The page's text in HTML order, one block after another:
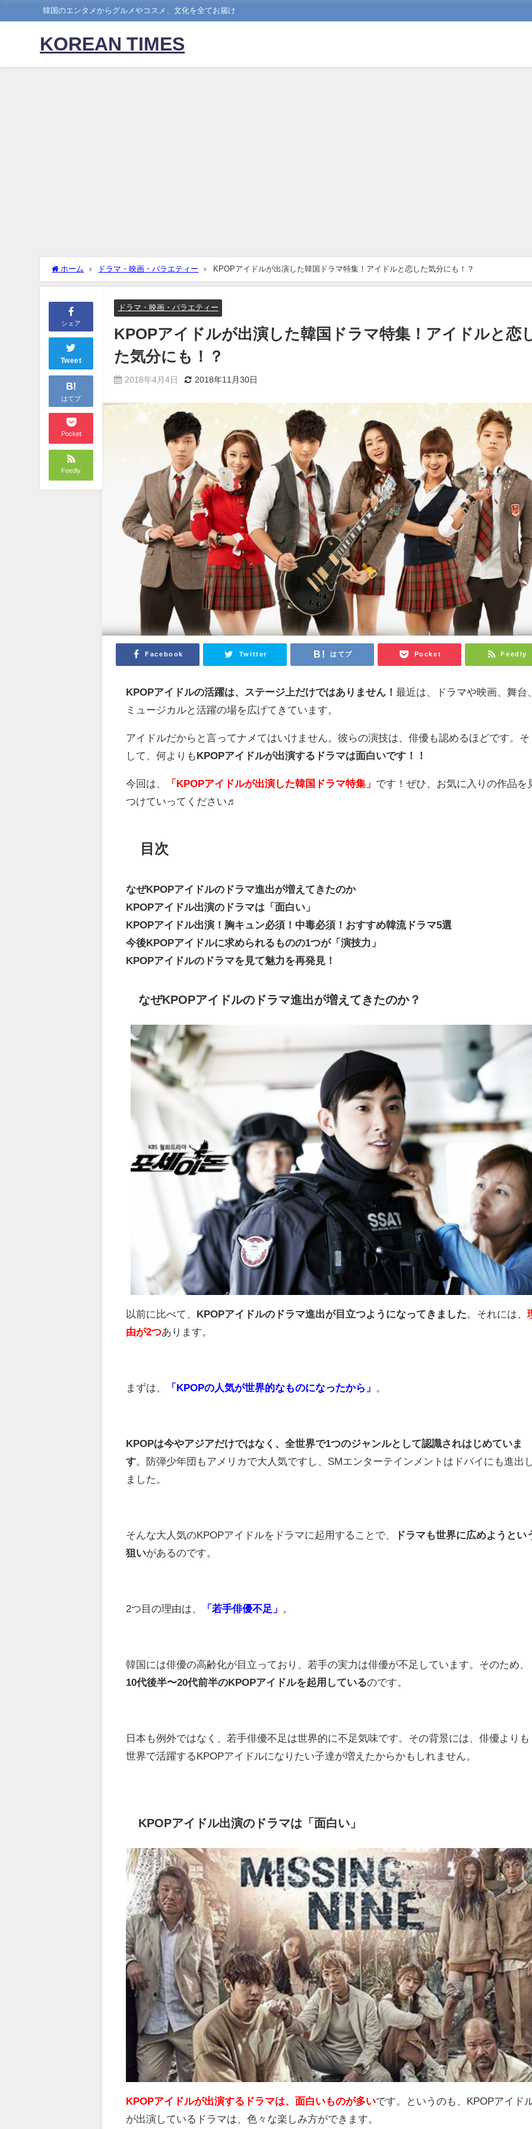
韓国のエンタメからグルメやコスメ、文化を全てお届け
KOREAN TIMES
ホーム ドラマ・映画・バラエティー KPOPアイドルが出演した韓国ドラマ特集！アイドルと恋した気分にも！？
シェア
Tweet
B!
はてブ
Pocket
Feedly
ドラマ・映画・バラエティー
KPOPアイドルが出演した韓国ドラマ特集！アイドルと恋
た気分にも！？
2018年4月4日 2018年11月30日
Facebook Twitter はてブ Pocket Feedly
KPOPアイドルの活躍は、ステージ上だけではありません！最近は、ドラマや映画、舞台
ミュージカルと活躍の場を広げてきています。
アイドルだからと言ってナメてはいけません。彼らの演技は、俳優も認めるほどです。そ
して、何よりもKPOPアイドルが出演するドラマは面白いです！！
今回は、 「KPOPアイドルが出演した韓国ドラマ特集」 です！ぜひ、お気に入りの作品を
つけていってください♬
目次
なぜKPOPアイドルのドラマ進出が増えてきたのか
KPOPアイドル出演のドラマは「面白い」
KPOPアイドル出演！胸キュン必須！中毒必須！おすすめ韓流ドラマ5選
今後KPOPアイドルに求められるものの1つが「演技力」
KPOPアイドルのドラマを見て魅力を再発見！
なぜKPOPアイドルのドラマ進出が増えてきたのか？
以前に比べて、 KPOPアイドルのドラマ進出が目立つようになってきました 。それには、
由が2つあります。
まずは、 「 KPOPの人気が世界的なものになったから」
KPOPは今やアジアだけではなく、全世界で1つのジャンルとして認識されはじめていま
す 。防弾少年団もアメリカで大人気ですし、SMエンターテインメントはドバイにも進出
ました。
そんな大人気のKPOPアイドルをドラマに起用することで、
ドラマも世界に広めようとい
狙いがあるのです。
2つ目の理由は、 「若手俳優不足」
韓国には俳優の高齢化が目立っており、若手の実力は俳優が不足しています。そのため、
10代後半〜20代前半のKPOPアイドルを起用しているのです。
日本も例外ではなく、若手俳優不足は世界的に不足気味です。その背景には、俳優よりも
世界で活躍するKPOPアイドルになりたい子達が増えたからかもしれません。
KPOPアイドル出演のドラマは「面白い」
KPOPアイドルが出演するドラマは、面白いものが多いです。というのも、KPOPアイド
が出演しているドラマは、色々な楽しみ方ができます。